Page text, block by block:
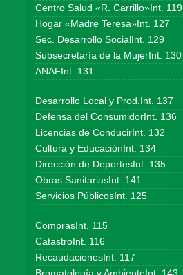
Centro Salud «R. Carrillo»Int. 119
Hogar «Madre Teresa»Int. 127
Sec. Desarrollo SocialInt. 129
Subsecretaría de la MujerInt. 130
ANAFInt. 131
Desarrollo Local y Prod.Int. 137
Defensa del ConsumidorInt. 136
Licencias de ConducirInt. 132
Cultura y EducaciónInt. 134
Dirección de DeportesInt. 135
Obras SanitariasInt. 141
Servicios PúblicosInt. 125
ComprasInt. 115
CatastroInt. 116
RecaudacionesInt. 117